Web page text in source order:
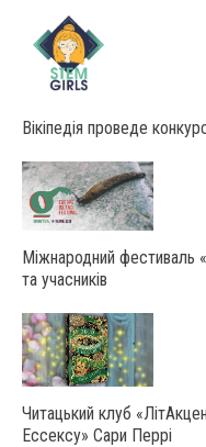
Вікіпедія проведе
Міжнародний фестиваль
та учасників
Читацький клуб
Ессексу» Сари Перрі